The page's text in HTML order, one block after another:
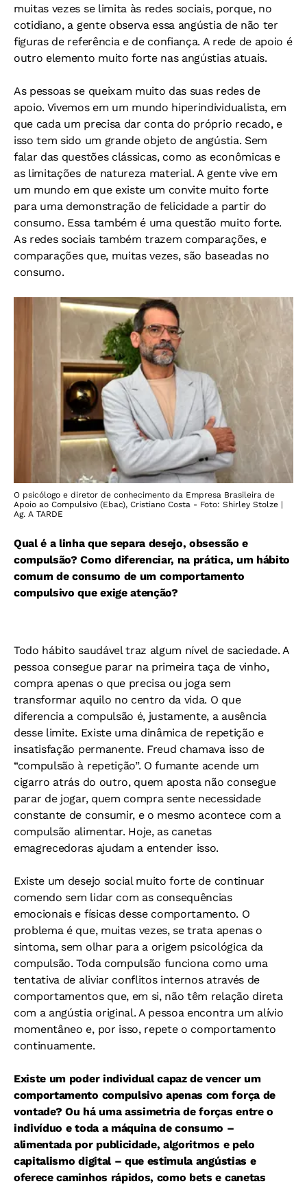
muitas vezes se limita às redes sociais, porque, no
cotidiano, a gente observa essa angústia de não ter
figuras de referência e de confiança. A rede de apoio é
outro elemento muito forte nas angústias atuais.
As pessoas se queixam muito das suas redes de
apoio. Vivemos em um mundo hiperindividualista, em
que cada um precisa dar conta do próprio recado, e
isso tem sido um grande objeto de angústia. Sem
falar das questões clássicas, como as econômicas e
as limitações de natureza material. A gente vive em
um mundo em que existe um convite muito forte
para uma demonstração de felicidade a partir do
consumo. Essa também é uma questão muito forte.
As redes sociais também trazem comparações, e
comparações que, muitas vezes, são baseadas no
consumo.
O psicólogo e diretor de conhecimento da Empresa Brasileira de
Apoio ao Compulsivo (Ebac), Cristiano Costa - Foto: Shirley Stolze |
Ag. A TARDE
Qual é a linha que separa desejo, obsessão e
compulsão? Como diferenciar, na prática, um hábito
comum de consumo de um comportamento
compulsivo que exige atenção?
Todo hábito saudável traz algum nível de saciedade. A
pessoa consegue parar na primeira taça de vinho,
compra apenas o que precisa ou joga sem
transformar aquilo no centro da vida. O que
diferencia a compulsão é, justamente, a ausência
desse limite. Existe uma dinâmica de repetição e
insatisfação permanente. Freud chamava isso de
“compulsão à repetição”. O fumante acende um
cigarro atrás do outro, quem aposta não consegue
parar de jogar, quem compra sente necessidade
constante de consumir, e o mesmo acontece com a
compulsão alimentar. Hoje, as canetas
emagrecedoras ajudam a entender isso.
Existe um desejo social muito forte de continuar
comendo sem lidar com as consequências
emocionais e físicas desse comportamento. O
problema é que, muitas vezes, se trata apenas o
sintoma, sem olhar para a origem psicológica da
compulsão. Toda compulsão funciona como uma
tentativa de aliviar conflitos internos através de
comportamentos que, em si, não têm relação direta
com a angústia original. A pessoa encontra um alívio
momentâneo e, por isso, repete o comportamento
continuamente.
Existe um poder individual capaz de vencer um
comportamento compulsivo apenas com força de
vontade? Ou há uma assimetria de forças entre o
indivíduo e toda a máquina de consumo –
alimentada por publicidade, algoritmos e pelo
capitalismo digital – que estimula angústias e
oferece caminhos rápidos, como bets e canetas